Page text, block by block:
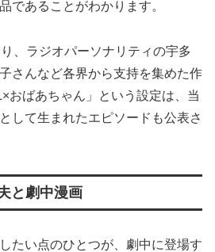
であることがわかります。
、ラジオパーソナリティの宇多
さんなど各界から支持を集めた作
おばあちゃん」という設定は、当
して生まれたエピソードも公表さ
と劇中漫画
たい点のひとつが、劇中に登場す